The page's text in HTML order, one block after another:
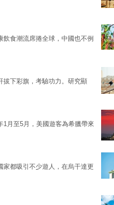
食潮流席捲全球，中國也不例
拔下彩旗，考驗功力。研究顯
月至5月，美國遊客為希臘帶來
都吸引不少遊人，在烏干達更